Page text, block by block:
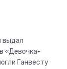
выдал
«Девочка-
Ганвесту